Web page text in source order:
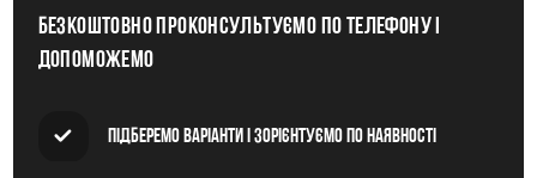
Безкоштовно проконсультуємо по телефону і
допоможемо
Підберемо варіанти і зорієнтуємо по наявності